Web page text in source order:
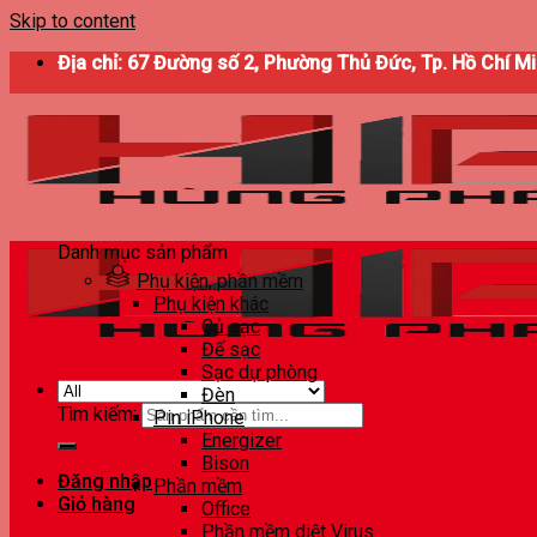
Skip to content
Địa chỉ: 67 Đường số 2, Phường Thủ Đức, Tp. Hồ Chí
Tìm kiếm:
Đăng nhập
Giỏ hàng
Danh mục sản phẩm
Phụ kiện, phần mềm
Phụ kiện khác
Củ sạc
Đế sạc
Sạc dự phòng
Đèn
Pin iPhone
Energizer
Bison
Phần mềm
Office
Phần mềm diệt Virus